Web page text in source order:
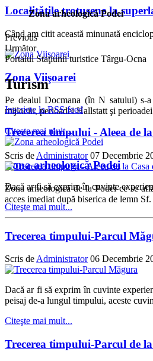
Localităţile trotuşene la
Când am citit această minunată
Zona Viişoarei
Pe dealul Docmana (în N satului) s-
mijlociu, perioadei Hallstatt şi
Citeşte mai mult...
Zona arheologică Podei
Zona arheologică de la Podei ce se
acces imediat după biserica de lemn
Zona arheologică Podei
Previous
Următor
Portalul Staţiunii turistice Târgu-Ocna
Turism
Inscriete la RSS feed
Trecerea timpului - Aleea de
Scris de Administrator 07 Decembrie
Dacă ar fi să exprim în cuvinte
Citeşte mai mult...
Trecerea timpului-Parcul
Scris deAdministrator 06 Decembrie
Dacă ar fi să exprim în cuvinte
peisaj de-a lungul timpului, aceste
Citeşte mai mult...
Trecerea timpului-Parcul de